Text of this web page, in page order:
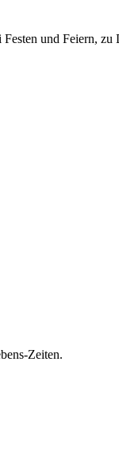
und Feiern, zu
Zeiten.